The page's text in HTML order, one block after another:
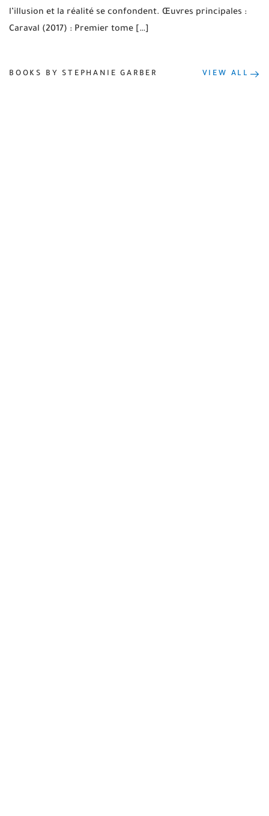
l’illusion et la réalité se confondent. Œuvres principales :
Caraval (2017) : Premier tome […]
BOOKS BY STEPHANIE GARBER VIEW ALL